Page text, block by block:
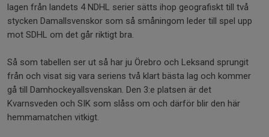
lagen från landets 4 NDHL serier sätts ihop geografiskt till två
stycken Damallsvenskor som så småningom leder till spel upp
mot SDHL om det går riktigt bra.
Så som tabellen ser ut så har ju Örebro och Leksand sprungit
från och visat sig vara seriens två klart bästa lag och kommer
gå till Damhockeyallsvenskan. Den 3:e platsen är det
Kvarnsveden och SIK som slåss om och därför blir den här
hemmamatchen vitkigt.